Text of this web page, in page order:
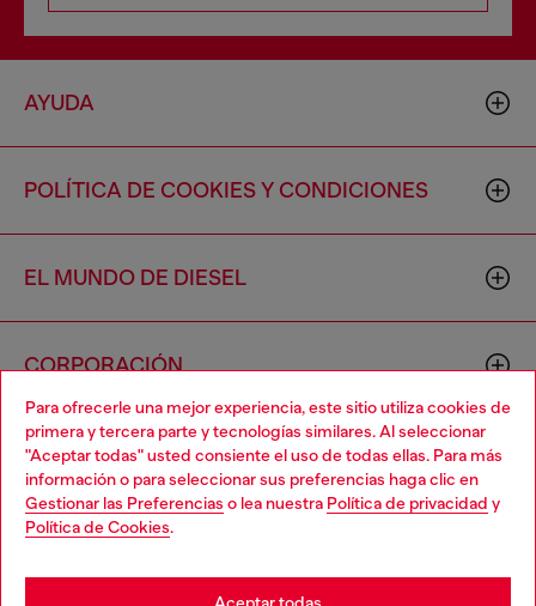
Para ofrecerle una mejor experiencia, este sitio utiliza cookies de
primera y tercera parte y tecnologías similares. Al seleccionar
"Aceptar todas" usted consiente el uso de todas ellas. Para más
información o para seleccionar sus preferencias haga clic en
Gestionar las Preferencias o lea nuestra Política de privacidad y
Política de Cookies.
AYUDA
POLÍTICA DE COOKIES Y CONDICIONES
EL MUNDO DE DIESEL
CORPORACIÓN